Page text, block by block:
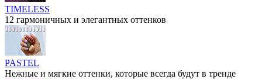
TIMELESS
12 гармоничных и элегантных оттенков
PASTEL
Нежные и мягкие оттенки, которые всегда будут в тренде